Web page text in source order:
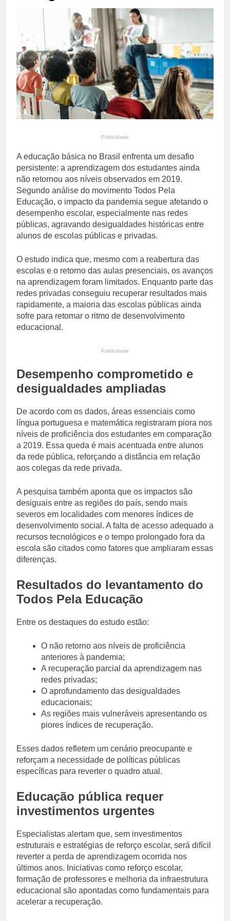
Departamento de Estado
4 Dias Ago
Streaming em julho: os
10 filmes mais
comentados do mês
4 Dias Ago
Publicidade
A educação básica no Brasil enfrenta um desafio
persistente: a aprendizagem dos estudantes ainda
não retornou aos níveis observados em 2019.
Segundo análise do movimento Todos Pela
Educação, o impacto da pandemia segue afetando o
desempenho escolar, especialmente nas redes
públicas, agravando desigualdades históricas entre
alunos de escolas públicas e privadas.
O estudo indica que, mesmo com a reabertura das
escolas e o retorno das aulas presenciais, os avanços
na aprendizagem foram limitados. Enquanto parte das
redes privadas conseguiu recuperar resultados mais
rapidamente, a maioria das escolas públicas ainda
sofre para retomar o ritmo de desenvolvimento
educacional.
Publicidade
Desempenho comprometido e
desigualdades ampliadas
De acordo com os dados, áreas essenciais como
língua portuguesa e matemática registraram piora nos
níveis de proficiência dos estudantes em comparação
a 2019. Essa queda é mais acentuada entre alunos
da rede pública, reforçando a distância em relação
aos colegas da rede privada.
A pesquisa também aponta que os impactos são
desiguais entre as regiões do país, sendo mais
severos em localidades com menores índices de
desenvolvimento social. A falta de acesso adequado a
recursos tecnológicos e o tempo prolongado fora da
escola são citados como fatores que ampliaram essas
diferenças.
Resultados do levantamento do
Todos Pela Educação
Entre os destaques do estudo estão:
O não retorno aos níveis de proficiência
anteriores à pandemia;
A recuperação parcial da aprendizagem nas
redes privadas;
O aprofundamento das desigualdades
educacionais;
As regiões mais vulneráveis apresentando os
piores índices de recuperação.
Esses dados refletem um cenário preocupante e
reforçam a necessidade de políticas públicas
específicas para reverter o quadro atual.
Educação pública requer
investimentos urgentes
Especialistas alertam que, sem investimentos
estruturais e estratégias de reforço escolar, será difícil
reverter a perda de aprendizagem ocorrida nos
últimos anos. Iniciativas como reforço escolar,
formação de professores e melhoria da infraestrutura
educacional são apontadas como fundamentais para
acelerar a recuperação.